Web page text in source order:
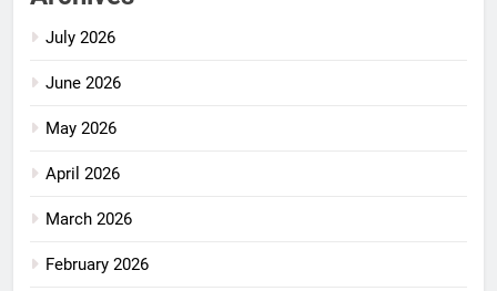
July 2026
June 2026
May 2026
April 2026
March 2026
February 2026